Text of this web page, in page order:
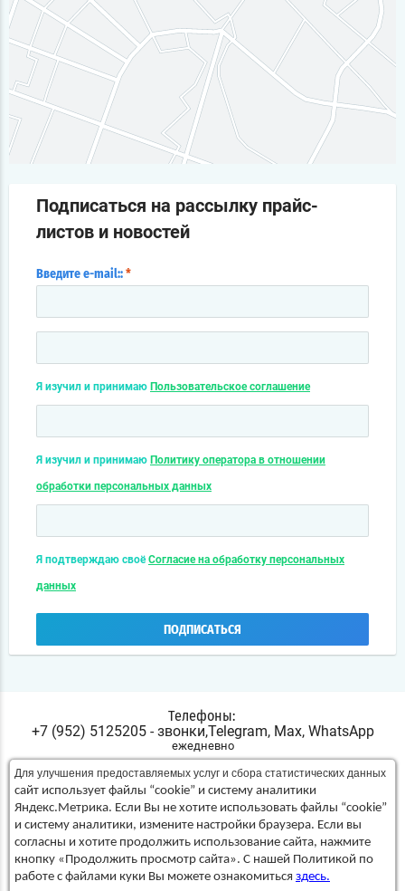
Подписаться на рассылку прайс-
листов и новостей
Введите e-mail:: *
Я изучил и принимаю Пользовательское соглашение
Я изучил и принимаю Политику оператора в отношении
обработки персональных данных
Я подтверждаю своёСогласие на обработку персональных
данных
ПОДПИСАТЬСЯ
Телефоны:
+7 (952) 5125205 - звонки,Telegram, Max, WhatsApp
ежедневно
Наш адрес: г. Челябинск, ул. Сталеваров, 68, цоколь
Мы в соц. сетях:
© 2003 - 2026 ООО "ПАНАКФИШ"
Для улучшения предоставляемых услуг и сбора статистических данных
сайт использует файлы “cookie” и систему аналитики
Яндекс.Метрика. Если Вы не хотите использовать файлы “cookie”
и систему аналитики, измените настройки браузера. Если вы
согласны и хотите продолжить использование сайта, нажмите
кнопку «Продолжить просмотр сайта». С нашей Политикой по
работе с файлами куки Вы можете ознакомиться здесь.